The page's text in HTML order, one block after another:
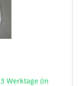
Werktage (in